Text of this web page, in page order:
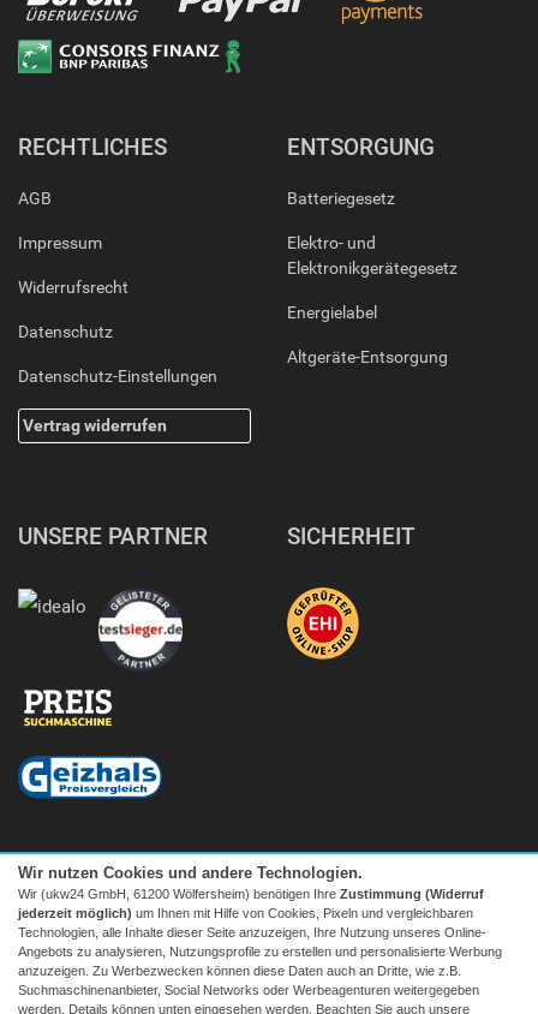
RECHTLICHES
AGB
Impressum
Widerrufsrecht
Datenschutz
Datenschutz-Einstellungen
Vertrag widerrufen
ENTSORGUNG
Batteriegesetz
Elektro- und
Elektronikgerätegesetz
Energielabel
Altgeräte-Entsorgung
UNSERE PARTNER SICHERHEIT
Facebook| twitter
Wir nutzen Cookies und andere Technologien.
Wir (ukw24 GmbH, 61200 Wölfersheim) benötigen Ihre Zustimmung (Widerruf
jederzeit möglich) um Ihnen mit Hilfe von Cookies, Pixeln und vergleichbaren
Technologien, alle Inhalte dieser Seite anzuzeigen, Ihre Nutzung unseres Online-
Angebots zu analysieren, Nutzungsprofile zu erstellen und personalisierte Werbung
anzuzeigen. Zu Werbezwecken können diese Daten auch an Dritte, wie z.B.
Suchmaschinenanbieter, Social Networks oder Werbeagenturen weitergegeben
werden. Details können unten eingesehen werden. Beachten Sie auch unsere